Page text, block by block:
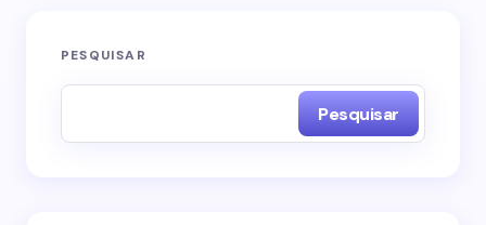
O seu endereço de e-mail não será publicado.
PESQUISAR
Pesquisar